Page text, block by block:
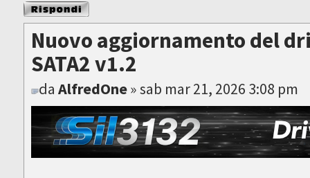
Rispondi al
messaggio
Nuovo aggiornamento del
SATA2 v1.2
daAlfredOne» sab mar 21, 2026 3:08 pm